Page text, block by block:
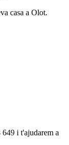
casa a Olot.
i t'ajudarem a